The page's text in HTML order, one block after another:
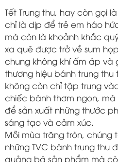
Tết Trung thu, hay còn gọi
chỉ là dịp để trẻ em háo
mà còn là khoảnh khắc
xa quê được trở về sum
chung không khí ấm áp và
thương hiệu bánh trung
không còn chỉ tập trung
chiếc bánh thơm ngon,
để sản xuất những thước
sáng tạo và cảm xúc.
Mỗi mùa trăng tròn, chúng
những TVC bánh trung thu
quảng bá sản phẩm mà